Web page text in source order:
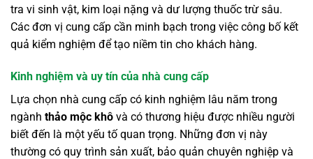
tra vi sinh vật, kim loại nặng và dư lượng thuốc trừ sâu.
Các đơn vị cung cấp cần minh bạch trong việc công bố kết
quả kiểm nghiệm để tạo niềm tin cho khách hàng.
Kinh nghiệm và uy tín của nhà cung cấp
Lựa chọn nhà cung cấp có kinh nghiệm lâu năm trong
ngành thảo mộc khô và có thương hiệu được nhiều người
biết đến là một yếu tố quan trọng. Những đơn vị này
thường có quy trình sản xuất, bảo quản chuyên nghiệp và